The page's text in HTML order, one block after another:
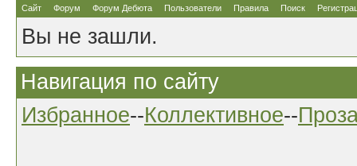
Сайт Форум Форум Дебюта Пользователи Правила Поиск
Вы не зашли.
Навигация по сайту
Избранное--Коллективное--